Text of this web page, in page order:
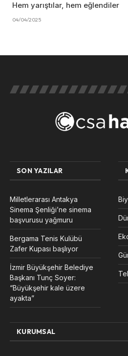
Hem yarıştılar, hem eğlendiler
04/04/2025
SON YAZILAR
Milletlerarası Antakya
Sinema Şenliği’ne sinema
başvurusu yağmuru
Bergama Tenis Kulübü
Zafer Kupası başlıyor
İzmir Büyükşehir Belediye
Başkanı Tunç Soyer:
“Büyükşehir kale üzere
ayakta”
KURUMSAL